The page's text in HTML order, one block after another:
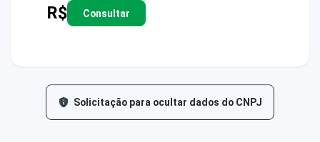
R$ Consultar
Solicitação para ocultar dados do CNPJ